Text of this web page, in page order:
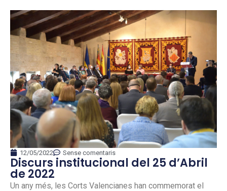
12/05/2022 Sense comentaris
Discurs institucional del 25 d’Abril
de 2022
Un any més, les Corts Valencianes han commemorat el